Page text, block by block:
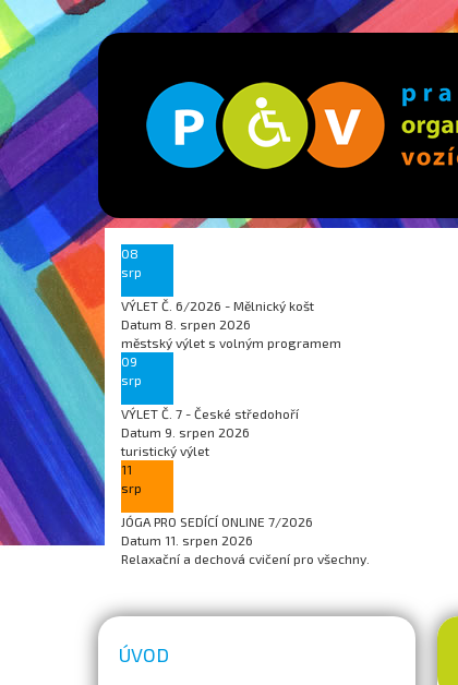
08
srp
VÝLET Č. 6/2026 - Mělnický košt
Datum 8. srpen 2026
městský výlet s volným programem
09
srp
VÝLET Č. 7 - České středohoří
Datum 9. srpen 2026
turistický výlet
11
srp
JÓGA PRO SEDÍCÍ ONLINE 7/2026
Datum 11. srpen 2026
Relaxační a dechová cvičení pro všechny.
ÚVOD